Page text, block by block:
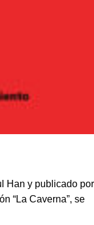
Han y publicado por
“La Caverna”, se